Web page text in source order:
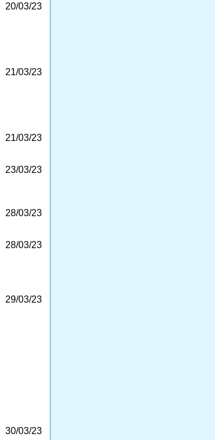
20/03/23
21/03/23
21/03/23
23/03/23
28/03/23
28/03/23
29/03/23
30/03/23